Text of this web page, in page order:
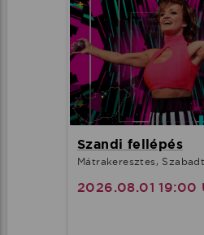
Szandi fellépés
Mátrakeresztes,
2026.08.01 19:00